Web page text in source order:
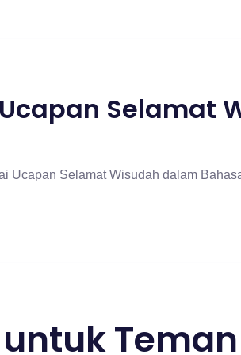
Selamat
Ucapan Selamat Wisudah dalam